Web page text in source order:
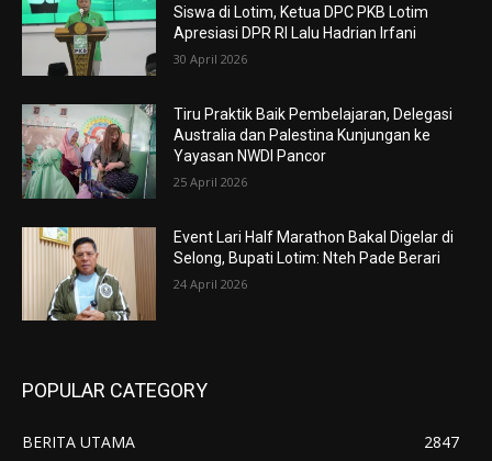
Siswa di Lotim, Ketua DPC PKB Lotim
Apresiasi DPR RI Lalu Hadrian Irfani
30 April 2026
Tiru Praktik Baik Pembelajaran, Delegasi
Australia dan Palestina Kunjungan ke
Yayasan NWDI Pancor
25 April 2026
Event Lari Half Marathon Bakal Digelar di
Selong, Bupati Lotim: Nteh Pade Berari
24 April 2026
POPULAR CATEGORY
BERITA UTAMA
2847